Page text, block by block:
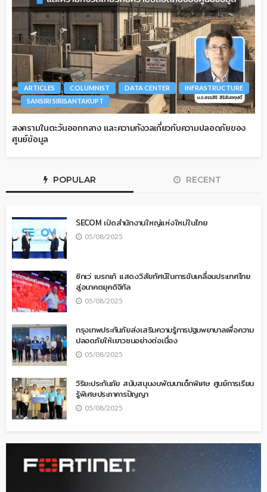
ARTICLES COLUMNIST DATA CENTER
INFRASTRUCTURE
SANSIRI SIRISANTAKUPT
สงครามในตะวันออกกลาง และความกังวลเกี่ยวกับความปลอดภัยของ
ศูนย์ข้อมูล
POPULAR RECENT
SECOM เปิดสำนักงานใหญ่แห่งใหม่ในไทย
05/08/2025
ซิกเว่ เบรกเก้ แสดงวิสัยทัศน์ในการขับเคลื่อนประเทศไทย
สู่อนาคตยุคดิจิทัล
05/08/2025
กรุงเทพประกันภัยส่งเสริมความรู้การปฐมพยาบาลเพื่อความ
ปลอดภัยให้เยาวชนอย่างต่อเนื่อง
05/08/2025
วิริยะประกันภัย สนับสนุนงบพัฒนาเด็กพิเศษ ศูนย์การเรียน
รู้พิเศษประภาคารปัญญา
05/08/2025